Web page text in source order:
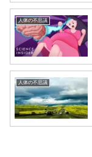
人体の不思議
人体の不思議